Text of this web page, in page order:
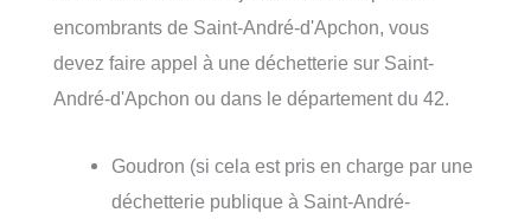
encombrants de Saint-André-d'Apchon, vous
devez faire appel à une déchetterie sur Saint-
André-d'Apchon ou dans le département du 42.
Goudron (si cela est pris en charge par une
déchetterie publique à Saint-André-